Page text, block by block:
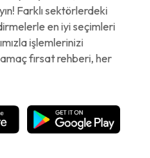
Farklı sektörlerdeki
en iyi seçimleri
işlemlerinizi
fırsat rehberi, her